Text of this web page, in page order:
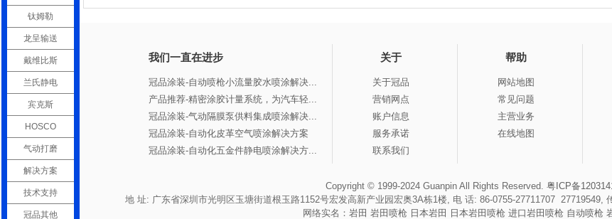
我们一直在进步
冠品涂装-自动喷枪小流量胶水喷涂解决...
产品推荐-精密涂胶计量系统，为汽车轻...
冠品涂装-气动隔膜泵供料集成喷涂解决...
冠品涂装-自动化皮革空气喷涂解决方案
冠品涂装-自动化五金件静电喷涂解决方...
关于
关于冠品
营销网点
账户信息
服务承诺
联系我们
帮助
网站地图
常见问题
主营业务
在线地图
Copyright © 1999-2024 Guanpin All Rights Reserved. 粤ICP备
地 址: 广东省深圳市光明区玉塘街道根玉路1152号宏发高新产业园宏奥3A栋1楼, 电 话: 86-0755-27711707 27719549,
网络实名： 岩田 岩田喷枪 日本岩田 日本岩田喷枪 进口岩田喷枪 自动喷枪
钛姆勒
龙呈输送
戴维比斯
兰氏静电
宾克斯
HOSCO
气动打磨
解决方案
技术支持
冠品其他